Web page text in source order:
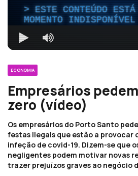
ESTE CONTEÚDO
MOMENTO INDISPONÍVEL
ECONOMIA
Empresários
zero (vídeo)
Os empresários do Porto Santo
festas ilegais que estão a provocar
infeção de covid-19. Dizem-se que
negligentes podem motivar novas
trazer prejuízos graves ao negócio